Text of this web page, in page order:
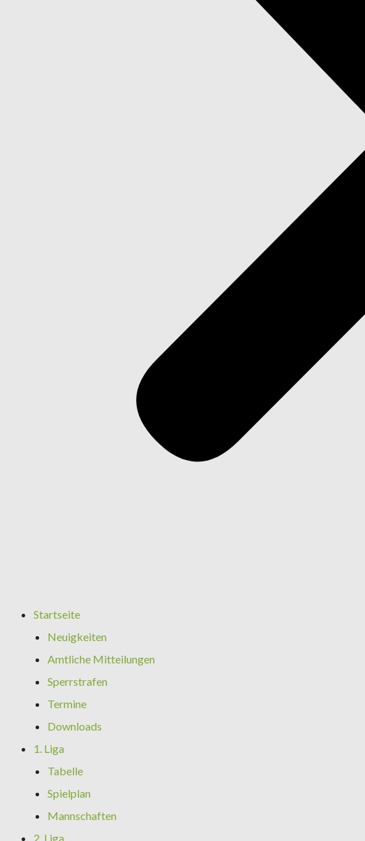
Startseite
Neuigkeiten
Amtliche Mitteilungen
Sperrstrafen
Termine
Downloads
1. Liga
Tabelle
Spielplan
Mannschaften
2. Liga